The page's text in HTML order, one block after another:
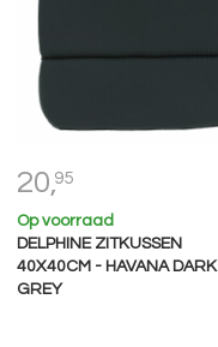
20,95
Op voorraad
DELPHINE ZITKUSSEN
40X40CM - HAVANA DARK
GREY